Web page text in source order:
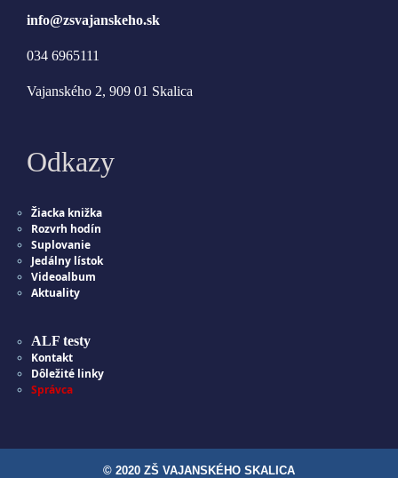
info@zsvajanskeho.sk
034 6965111
Vajanského 2, 909 01 Skalica
Odkazy
Žiacka knižka
Rozvrh hodín
Suplovanie
Jedálny lístok
Videoalbum
Aktuality
ALF testy
Kontakt
Dôležité linky
Správca
© 2020 ZŠ VAJANSKÉHO SKALICA